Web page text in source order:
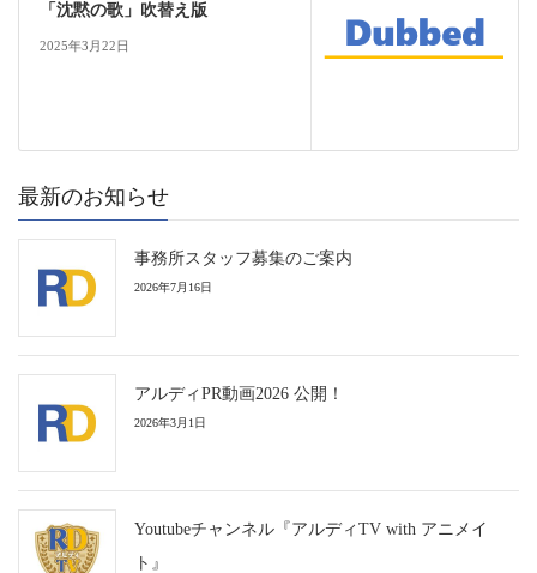
「沈黙の歌」吹替え版
2025年3月22日
最新のお知らせ
事務所スタッフ募集のご案内
2026年7月16日
アルディPR動画2026 公開！
2026年3月1日
Youtubeチャンネル『アルディTV with アニメイ
ト』